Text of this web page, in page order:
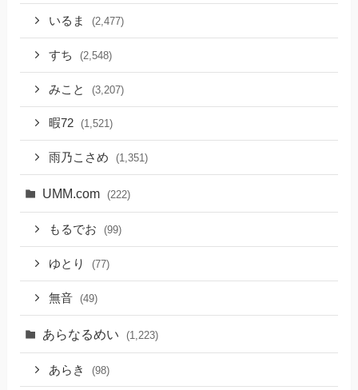
いるま (2,477)
すち (2,548)
みこと (3,207)
暇72 (1,521)
雨乃こさめ (1,351)
UMM.com (222)
もるでお (99)
ゆとり (77)
無音 (49)
あらなるめい (1,223)
あらき (98)